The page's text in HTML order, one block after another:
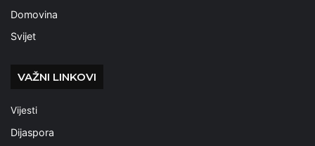
Domovina
Svijet
VAŽNI LINKOVI
Vijesti
Dijaspora